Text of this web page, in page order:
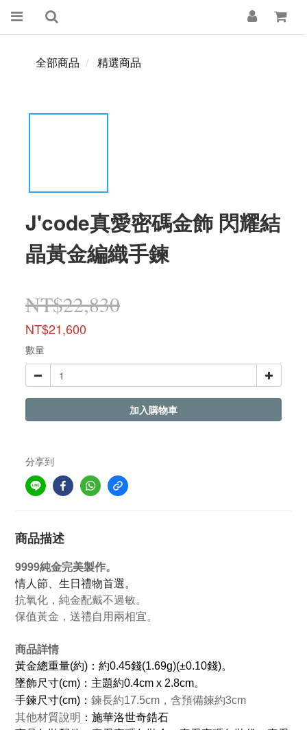
全部商品 精選商品
J'code真愛密碼金飾 閃耀結
晶黃金編織手鍊
NT$22,830
NT$21,600
數量
加入購物車
分享到
商品描述
9999純金完美製作。
情人節、生日禮物首選。
抗氧化，純金配戴不過敏。
保值黃金，送禮自用兩相宜。
商品詳情
黃金總重量(約)：約0.45錢(1.69g)(±0.10錢)。
墜飾尺寸(cm)：主題約0.4cm x 2.8cm。
手鍊尺寸(cm)： 鍊長約17.5cm，含預備鍊約3cm
其他材質說明 ：施華洛世奇鋯石